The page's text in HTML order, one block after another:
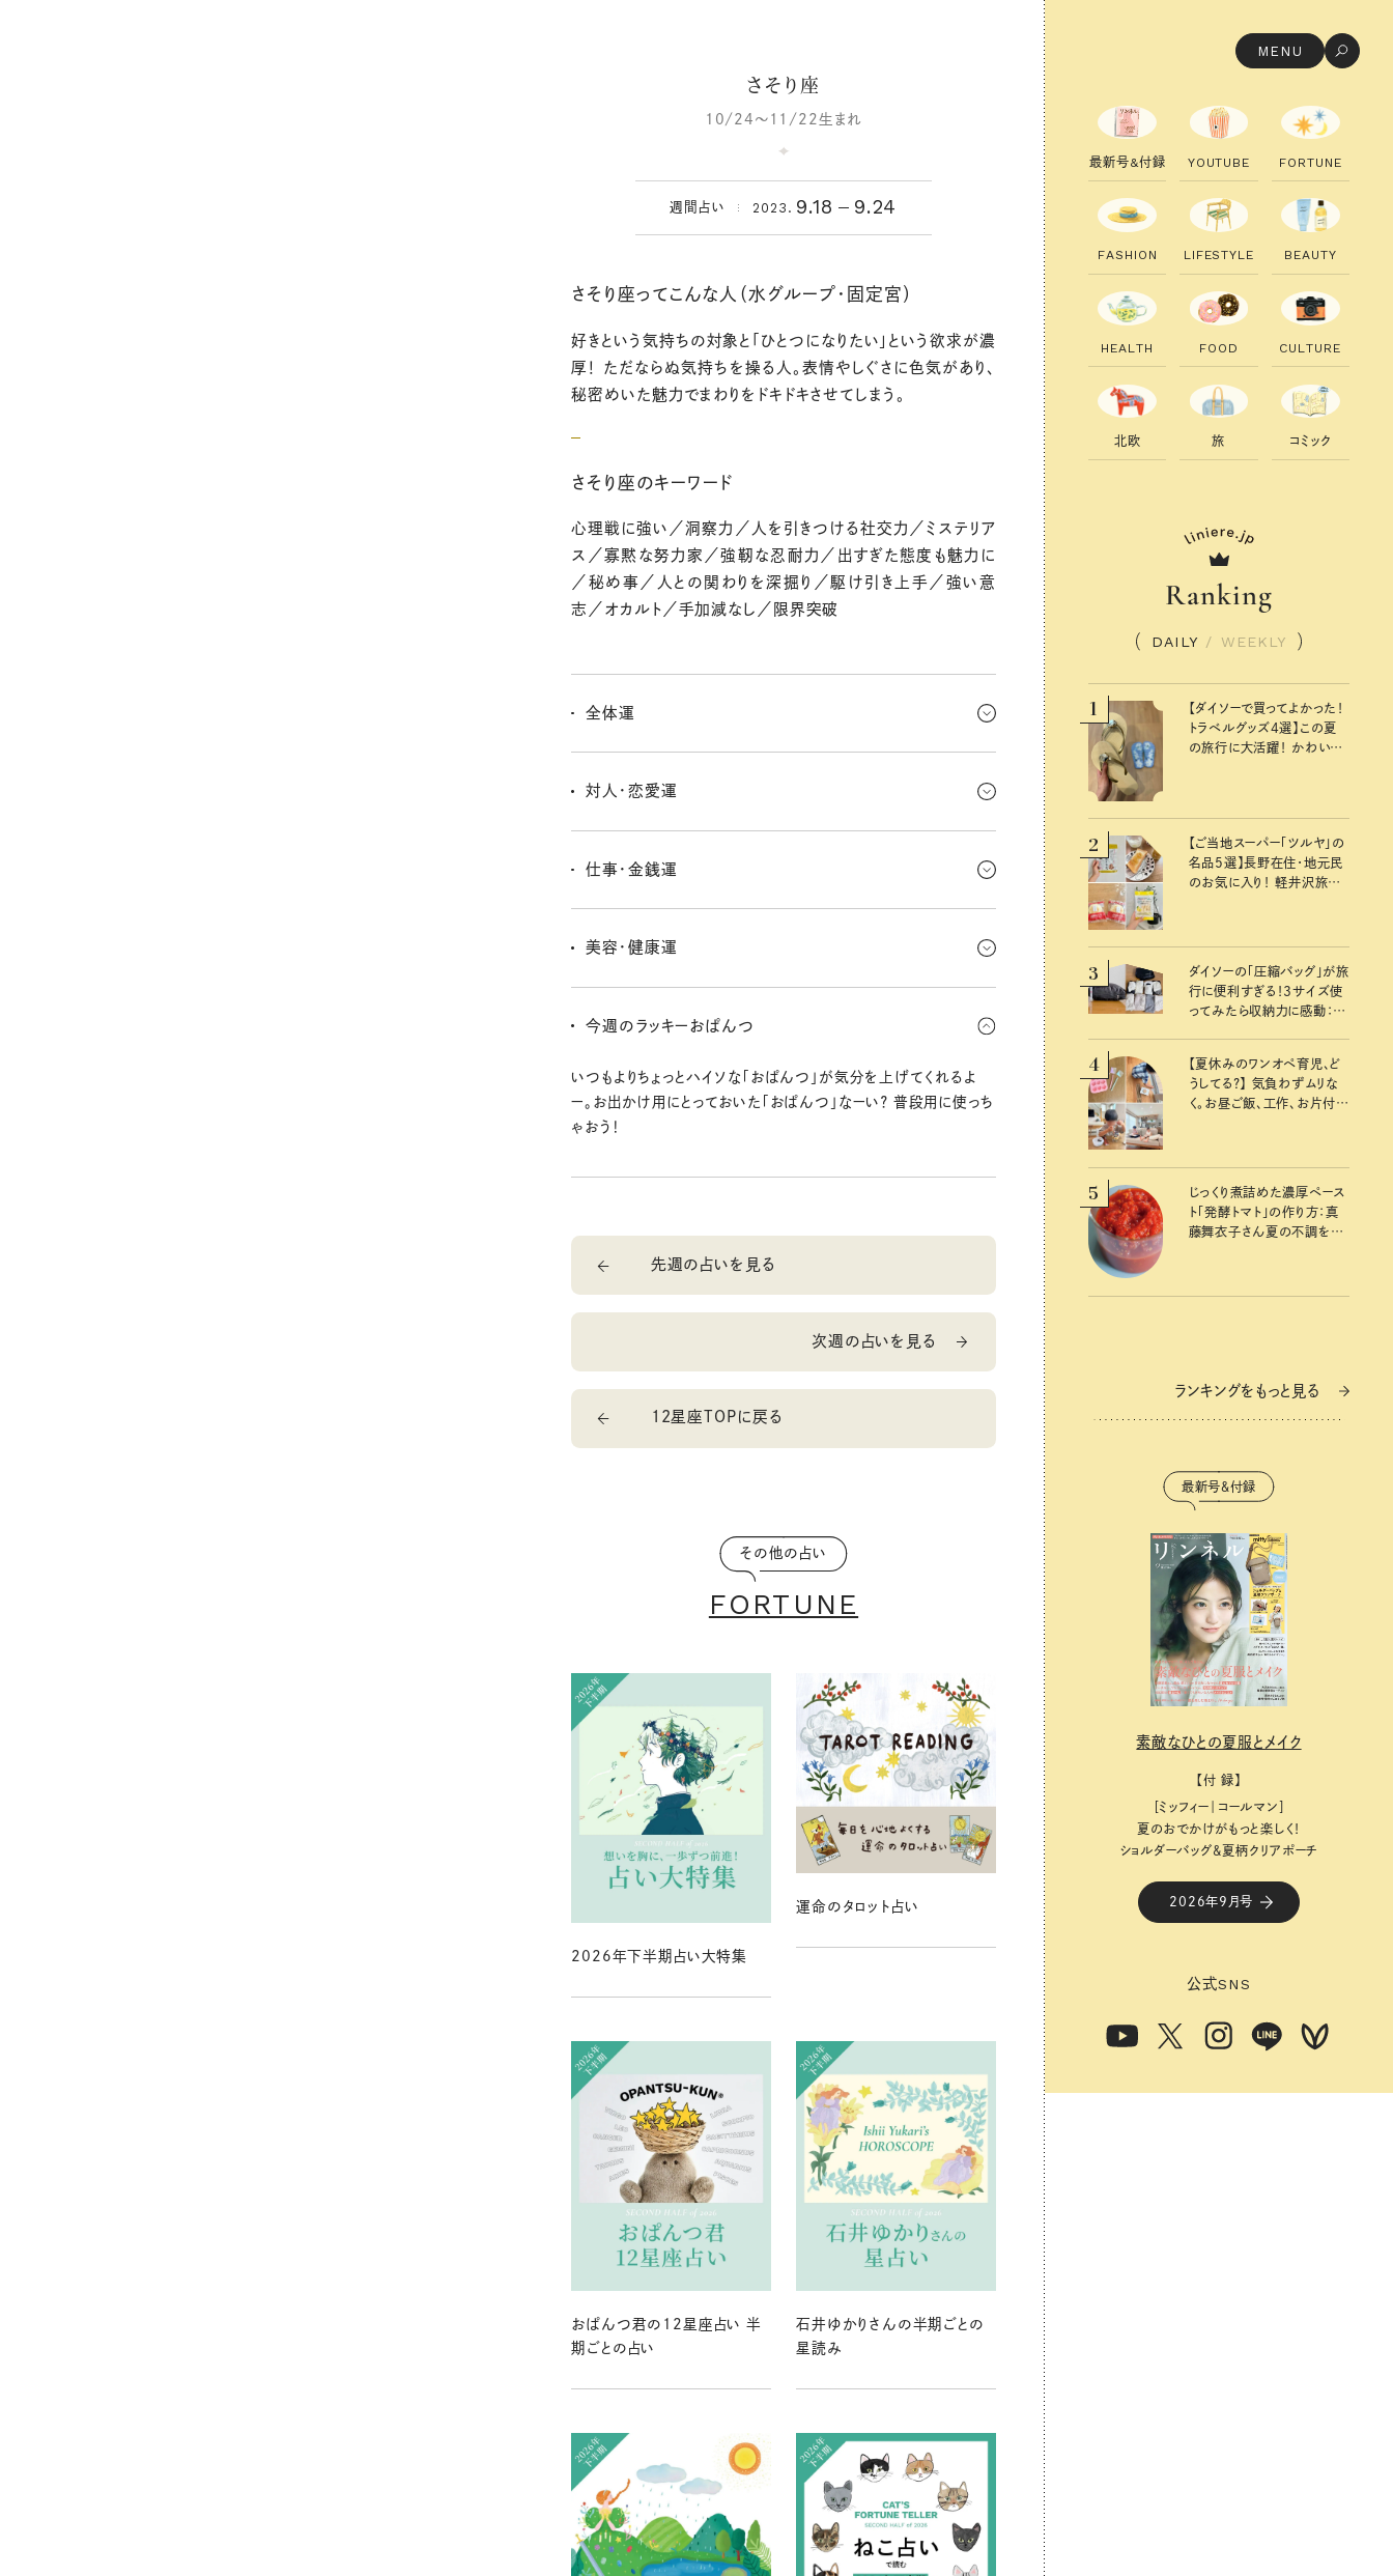
MENU
さそり座
10/24～11/22生まれ
週間占い 2023. 9.18 9.24
さそり座ってこんな人（水グループ・固定宮）
好きという気持ちの対象と「ひとつになりたい」という欲求が濃
厚！ ただならぬ気持ちを操る人。表情やしぐさに色気があり、
秘密めいた魅力でまわりをドキドキさせてしまう。
さそり座のキーワード
心理戦に強い／洞察力／人を引きつける社交力／ミステリア
ス／寡黙な努力家／強靭な忍耐力／出すぎた態度も魅力に
／秘め事／人との関わりを深掘り／駆け引き上手／強い意
志／オカルト／手加減なし／限界突破
全体運
よね。秋口になったら、こういうことかー！って答え合わせできるとき
対人・恋愛運
あるよね。でも、結構思い違いとか考えすぎ！なことも多いみたい。も
仕事・金銭運
いけど、その分入ってくることも多いみたいよ〜。キャリアアップに
美容・健康運
れてる王道美容アイテムとか、大ベストセラー洗顔とかを試してみ
今週のラッキーおぱんつ
いつもよりちょっとハイソな「おぱんつ」が気分を上げてくれるよ
ー。お出かけ用にとっておいた「おぱんつ」なーい？ 普段用に使っち
ゃおう！
先週の占いを見る
次週の占いを見る
12星座TOPに戻る
その他の占い
FORTUNE
2026年下半期占い大特集
運命のタロット占い
おぱんつ君の12星座占い 半
期ごとの占い
石井ゆかりさんの半期ごとの
星読み
最新号&付録 YO UTU B E FO RTU N E
FAS H I O N LI FESTYLE B EAUTY
H EALTH FO O D CU LTU RE
北欧 旅 コ ミ ック
Ranking
DAILY / WEEKLY
1
【ダイソーで買ってよかった！
トラベルグッズ4選】この夏
の旅行に大活躍！ かわいく
2
【ご当地スーパー「ツルヤ」の
名品5選】長野在住・地元民
のお気に入り！ 軽井沢旅の
3
ダイソーの「圧縮バッグ」が旅
行に便利すぎる！3サイズ使
ってみたら収納力に感動：
4
【夏休みのワンオペ育児、ど
うしてる？】 気負わずムリな
く。お昼ご飯、工作、お片付け
5
じっくり煮詰めた濃厚ペース
ト「発酵トマト」の作り方：真
藤舞衣子さん夏の不調を整
ランキングをもっと見る
最新号＆付録
素敵なひとの夏服とメイク
【付 録】
［ミッフィー｜コールマン］
夏のおでかけがもっと楽しく！
ショルダーバッグ&夏柄クリアポーチ
2026年9月号
公式SNS